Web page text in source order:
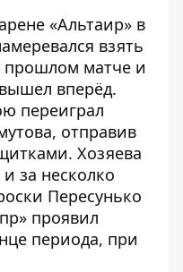
«Альтаир» в
взять
прошлом матче и
вперёд.
переиграл
отправив
Хозяева
за несколко
Пересунько
проявил
периода, при